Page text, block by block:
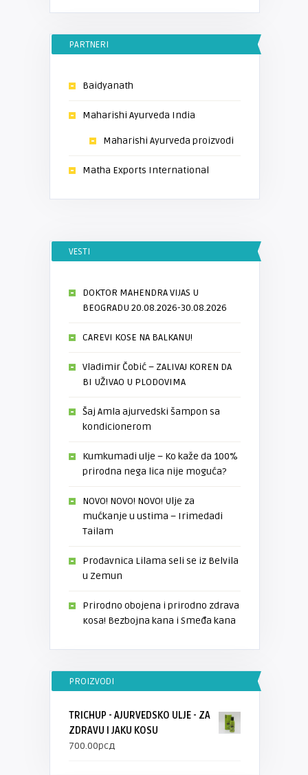
PARTNERI
Baidyanath
Maharishi Ayurveda India
Maharishi Ayurveda proizvodi
Matha Exports International
VESTI
DOKTOR MAHENDRA VIJAS U
BEOGRADU 20.08.2026-30.08.2026
CAREVI KOSE NA BALKANU!
Vladimir Čobić – ZALIVAJ KOREN DA
BI UŽIVAO U PLODOVIMA
Šaj Amla ajurvedski šampon sa
kondicionerom
Kumkumadi ulje – Ko kaže da 100%
prirodna nega lica nije moguća?
NOVO! NOVO! NOVO! Ulje za
mućkanje u ustima – Irimedadi
Tailam
Prodavnica Lilama seli se iz Belvila
u Zemun
Prirodno obojena i prirodno zdrava
кosa! Bezbojna kana i Smeđa kana
PROIZVODI
TRICHUP - AJURVEDSKO ULJE - ZA
ZDRAVU I JAKU KOSU
700.00рсд